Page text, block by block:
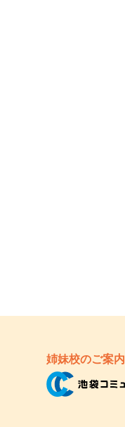
姉妹校のご案内